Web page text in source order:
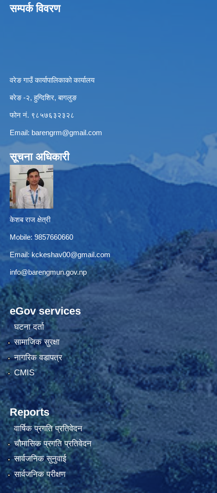
सम्पर्क विवरण
वरेङ गाउँ कार्यापालिकाको कार्यालय
बरेङ -२, हुग्दिशिर, बागलुङ
फोन नं. ९८५७६३२३२८
Email: barengrm@gmail.com
सूचना अधिकारी
केशब राज क्षेत्री
Mobile: 9857660660
Email: kckeshav00@gmail.com
info@barengmun.gov.np
eGov services
घटना दर्ता
सामाजिक सुरक्षा
नागरिक वडापत्र
CMIS
Reports
वार्षिक प्रगति प्रतिवेदन
चौमासिक प्रगति प्रतिवेदन
सार्वजनिक सुनुवाई
सार्वजनिक परीक्षण